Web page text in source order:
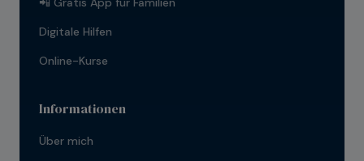
Digitale Hilfen
Online-Kurse
Informationen
Über mich